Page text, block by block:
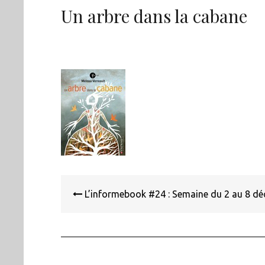
Un arbre dans la cabane
de
L’informebook #24 : Semaine du 2 au 8